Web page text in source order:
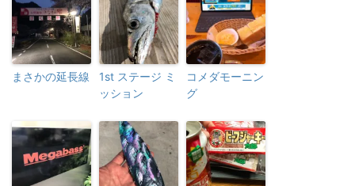
まさかの延長線
1st ステージ ミ
ッション
コメダモーニン
グ